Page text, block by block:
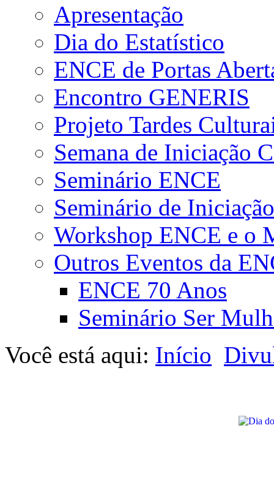
Apresentação
Dia do Estatístico
ENCE de Portas
Encontro GENERIS
Projeto Tardes
Semana de Iniciação
Seminário ENCE
Seminário de
Workshop ENCE e o
Outros Eventos da
ENCE 70 Anos
Seminário Ser
Você está aqui: Início